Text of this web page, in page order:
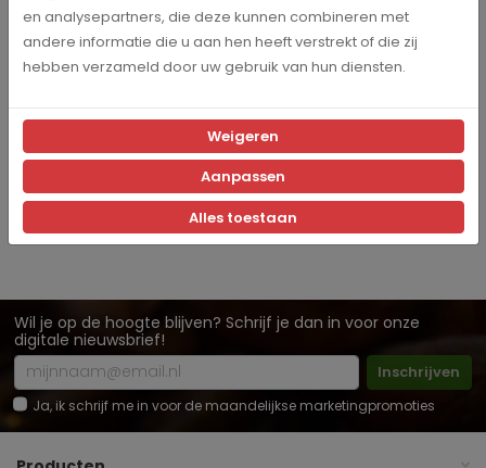
Specificaties
Wil je op de hoogte blijven? Schrijf je dan in voor onze
digitale nieuwsbrief!
Inschrijven
Ja, ik schrijf me in voor de maandelijkse marketingpromoties
en analysepartners, die deze kunnen combineren met
andere informatie die u aan hen heeft verstrekt of die zij
hebben verzameld door uw gebruik van hun diensten.
Weigeren
Aanpassen
Alles toestaan